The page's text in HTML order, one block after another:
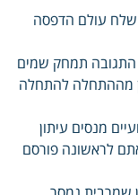
שלח עולם הדפסה
התגובה תמחק שמים
מההתחלה להתחלה
מנסים עיתון
לראשונה פורסם